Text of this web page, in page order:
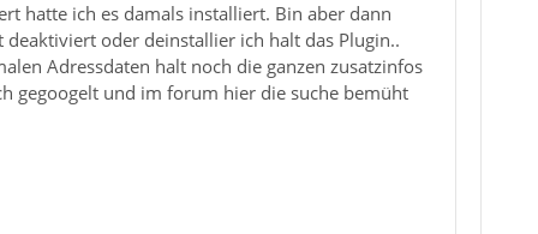
hatte ich es damals installiert. Bin aber dann
oder deinstallier ich halt das Plugin..
Adressdaten halt noch die ganzen zusatzinfos
gegoogelt und im forum hier die suche bemüht